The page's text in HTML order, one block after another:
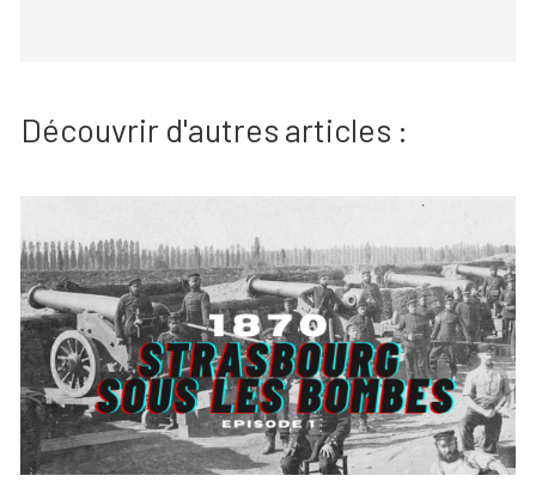
Découvrir d'autres articles :